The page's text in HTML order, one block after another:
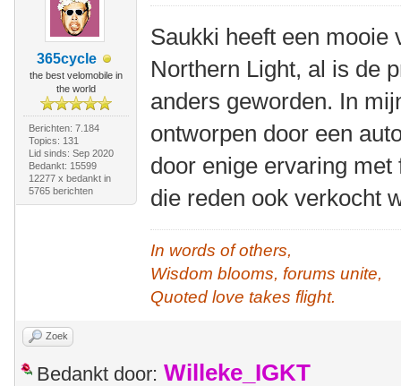
365cycle
the best velomobile in
the world
Berichten: 7.184
Topics: 131
Lid sinds: Sep 2020
Bedankt: 15599
12277 x bedankt in
5765 berichten
Saukki heeft een mooie
Northern Light, al is de
anders geworden. In
ontworpen door een
door enige ervaring
die reden ook verkocht
In words of others,
Wisdom blooms, forums unite,
Quoted love takes flight.
Zoek
Bedankt door: Willeke_IGKT